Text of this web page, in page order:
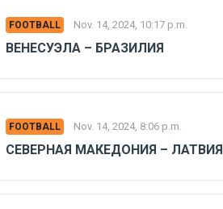
FOOTBALL Nov. 14, 2024, 10:17 p.m.
ВЕНЕСУЭЛА – БРАЗИЛИЯ
FOOTBALL Nov. 14, 2024, 8:06 p.m.
СЕВЕРНАЯ МАКЕДОНИЯ – ЛАТВИЯ